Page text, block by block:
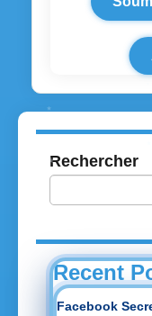
Rechercher
Recent
Facebook